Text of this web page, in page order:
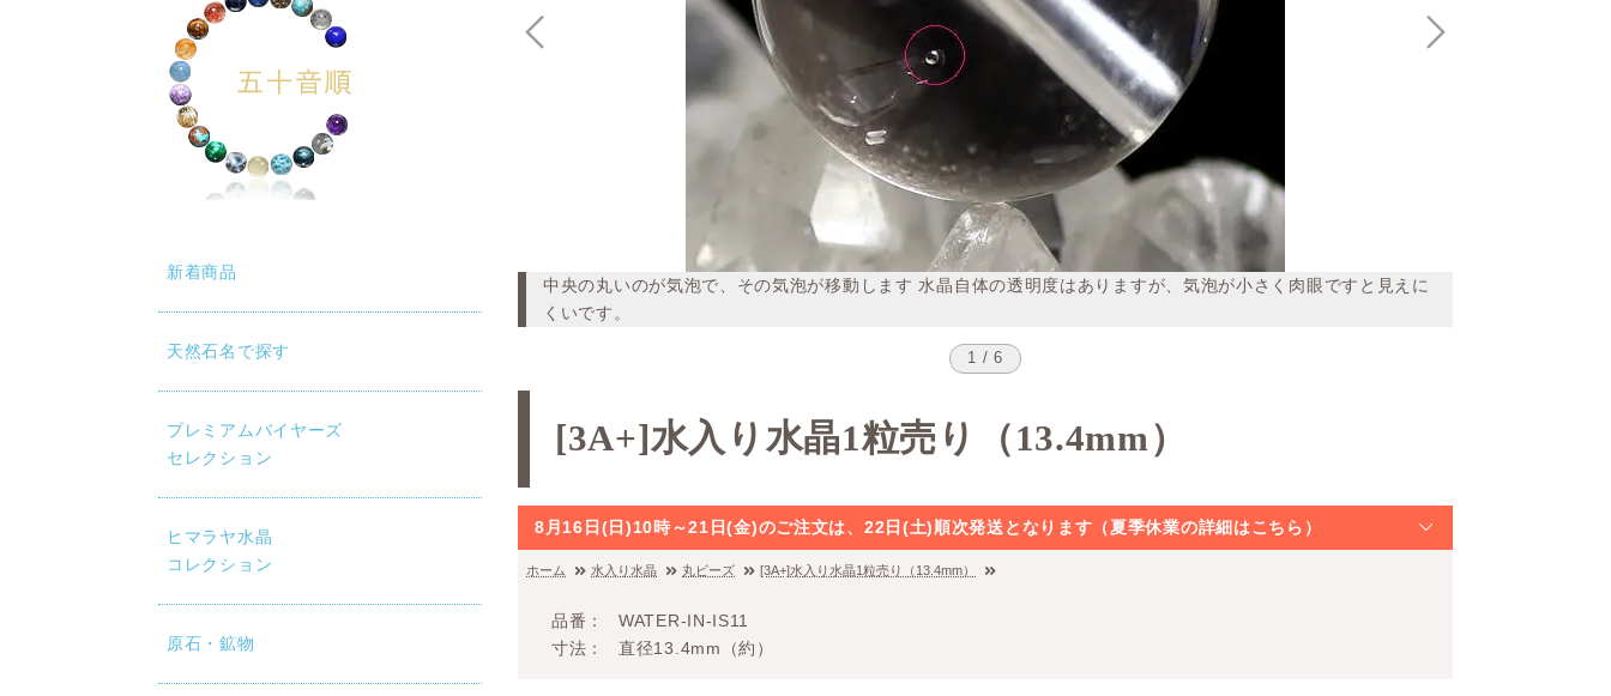
新着商品
天然石名で探す
プレミアムバイヤーズ
セレクション
ヒマラヤ水晶
コレクション
原石・鉱物
中央の丸いのが気泡で、その気泡が移動します 水晶自体の透明度はありますが、気泡が小さく肉眼ですと見えに
くいです。
1 / 6
[3A+]水入り水晶1粒売り（13.4mm）
8月16日(日)10時～21日(金)のご注文は、22日(土)順次発送となります（夏季休業の詳細はこちら）
ホーム 水入り水晶 丸ビーズ [3A+]水入り水晶1粒売り（13.4mm）
品番
WATER-IN-IS11
寸法
直径13.4mm（約）